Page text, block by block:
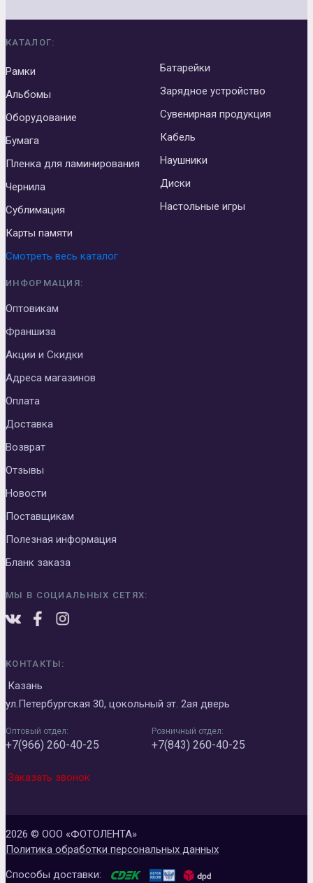
КАТАЛОГ:
Рамки
Альбомы
Оборудование
Бумага
Пленка для ламинирования
Чернила
Сублимация
Карты памяти
Батарейки
Зарядное устройство
Сувенирная продукция
Кабель
Наушники
Диски
Настольные игры
Смотреть весь каталог
ИНФОРМАЦИЯ:
Оптовикам
Франшиза
Акции и Скидки
Адреса магазинов
Оплата
Доставка
Возврат
Отзывы
Новости
Поставщикам
Полезная информация
Бланк заказа
МЫ В СОЦИАЛЬНЫХ СЕТЯХ:
КОНТАКТЫ:
Казань
ул.Петербургская 30, цокольный эт. 2ая дверь
Оптовый отдел:
+7(966) 260-40-25
Розничный отдел:
+7(843) 260-40-25
Заказать звонок
2026 © ООО «ФОТОЛЕНТА»
Политика обработки персональных данных
Способы доставки: